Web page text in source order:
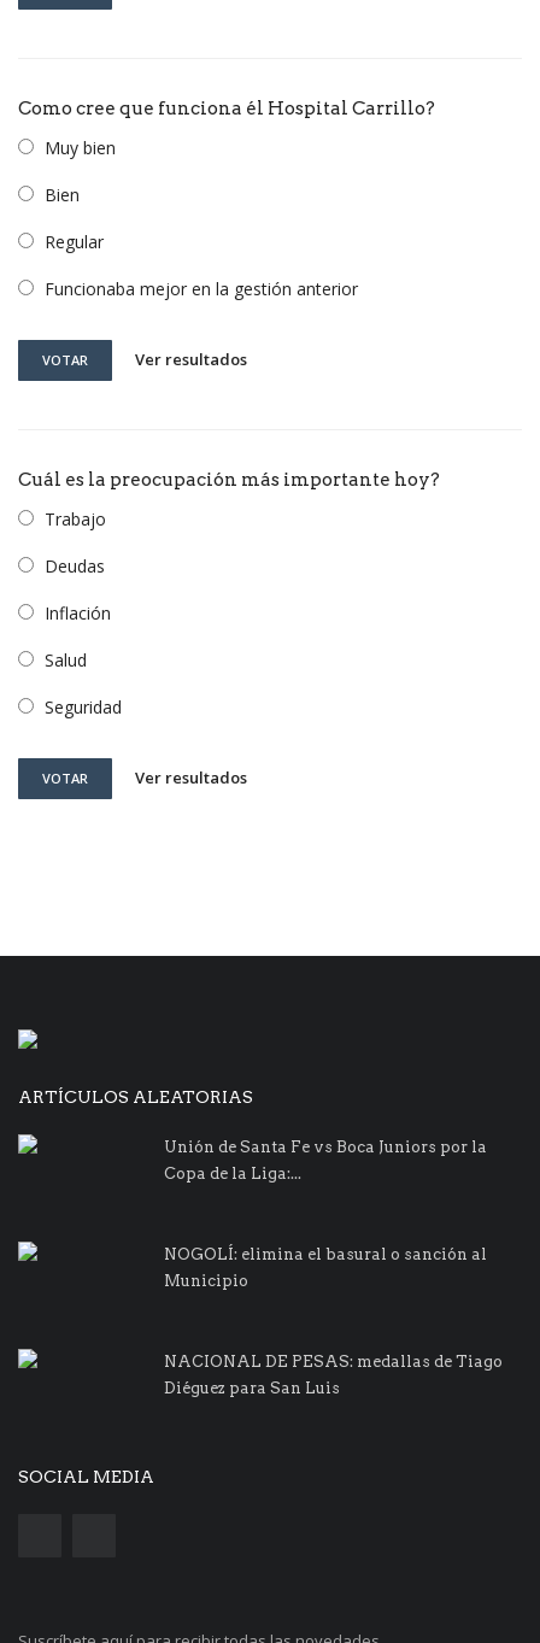
Como cree que funciona él Hospital Carrillo?
Muy bien
Bien
Regular
Funcionaba mejor en la gestión anterior
VOTAR Ver resultados
Cuál es la preocupación más importante hoy?
Trabajo
Deudas
Inflación
Salud
Seguridad
VOTAR Ver resultados
ARTÍCULOS ALEATORIAS
Unión de Santa Fe vs Boca Juniors por la
Copa de la Liga:...
NOGOLÍ: elimina el basural o sanción al
Municipio
NACIONAL DE PESAS: medallas de Tiago
Diéguez para San Luis
SOCIAL MEDIA